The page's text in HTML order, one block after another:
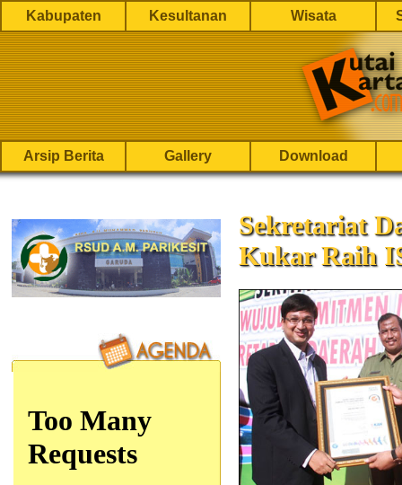
Kabupaten Kesultanan Wisata
Arsip Berita Gallery Download
Sekretariat
Kukar Raih